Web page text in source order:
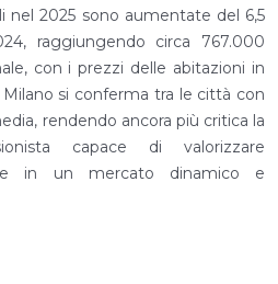
nel 2025 sono aumentate del 6,5
raggiungendo circa 767.000
con i prezzi delle abitazioni in
si conferma tra le città con
rendendo ancora più critica la
capace di valorizzare
in un mercato dinamico e